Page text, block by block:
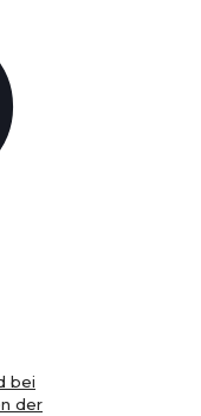
bei
der